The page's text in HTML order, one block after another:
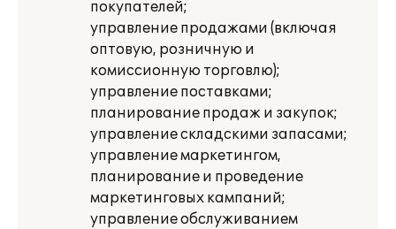
покупателей;
управление продажами (включая
оптовую, розничную и
комиссионную торговлю);
управление поставками;
планирование продаж и закупок;
управление складскими запасами;
управление маркетингом,
планирование и проведение
маркетинговых кампаний;
управление обслуживанием